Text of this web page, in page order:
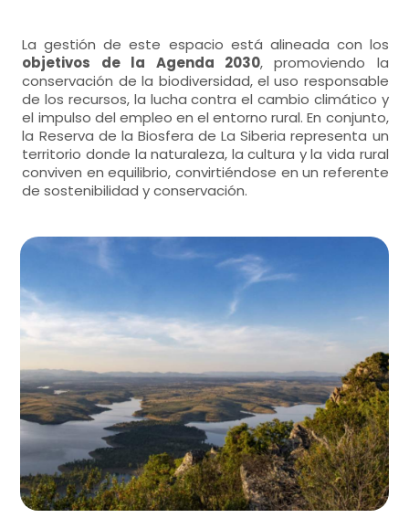
La gestión de este espacio está alineada con los
objetivos de la Agenda 2030, promoviendo la
conservación de la biodiversidad, el uso responsable
de los recursos, la lucha contra el cambio climático y
el impulso del empleo en el entorno rural. En conjunto,
la Reserva de la Biosfera de La Siberia representa un
territorio donde la naturaleza, la cultura y la vida rural
conviven en equilibrio, convirtiéndose en un referente
de sostenibilidad y conservación.